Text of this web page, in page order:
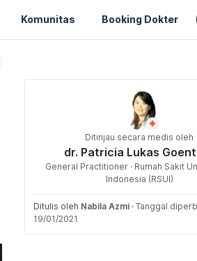
Komunitas Booking Dokter
Ditinjau secara medis oleh
dr. Patricia Lukas
General Practitioner · Rumah Sakit
Indonesia (RSUI)
Ditulis oleh Nabila Azmi · Tanggal
19/01/2021